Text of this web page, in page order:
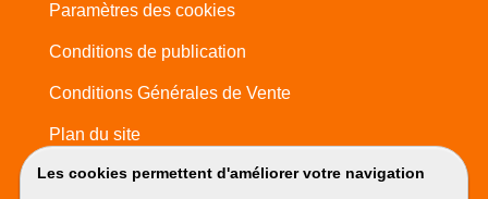
Les cookies permettent d'améliorer votre navigation
Paramètres des cookies
Conditions de publication
Conditions Générales de Vente
Plan du site